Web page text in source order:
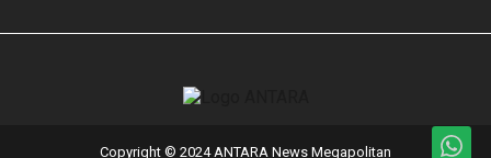
Copyright © 2024 ANTARA News Megapolitan